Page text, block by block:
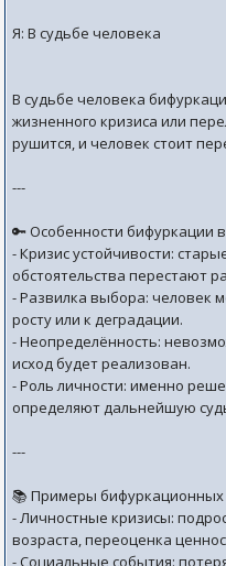
Я: В судьбе человека
В судьбе человека
жизненного кризиса или
рушится, и человек стоит
---
🔑 Особенности бифуркации
- Кризис устойчивости:
обстоятельства перестают
- Развилка выбора: человек
росту или к деградации.
- Неопределённость:
исход будет реализован.
- Роль личности: именно
определяют дальнейшую
---
📚 Примеры бифуркационных
- Личностные кризисы:
возраста, переоценка
- Социальные события: